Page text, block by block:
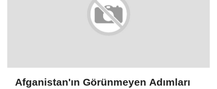
Afganistan'ın Görünmeyen Adımları